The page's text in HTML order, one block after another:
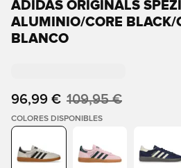
ADIDAS ORIGINALS
ALUMINIO/CORE BLACK/
BLANCO
96,99 € 109,95 €
COLORES DISPONIBLES